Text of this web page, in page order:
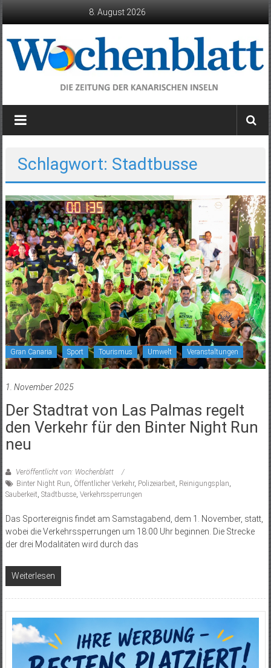
8. August 2026
Wochenblatt
die
Kanarischen
Inseln
Schlagwort: Stadtbusse
Gran Canaria Sport Tourismus Umwelt Veranstaltungen
1. November 2025
Der Stadtrat von Las Palmas regelt
den Verkehr für den Binter Night Run
neu
Veröffentlicht von: Wochenblatt
Binter Night Run, Öffentlicher Verkehr, Polizeiarbeit, Reinigungsplan,
Sauberkeit, Stadtbusse, Verkehrssperrungen
Das Sportereignis findet am Samstagabend, dem 1. November, statt,
wobei die Verkehrssperrungen um 18:00 Uhr beginnen. Die Strecke
der drei Modalitäten wird durch das
Weiterlesen